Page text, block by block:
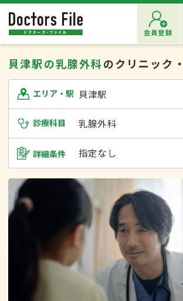
会員登録
貝津駅の乳腺外科のクリニック
エリア・駅 貝津駅
診療科目 乳腺外科
詳細条件 指定なし